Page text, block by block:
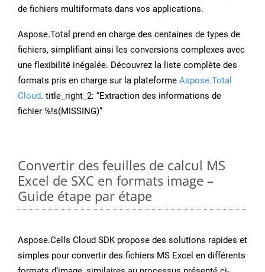
de fichiers multiformats dans vos applications.
Aspose.Total prend en charge des centaines de types de
fichiers, simplifiant ainsi les conversions complexes avec
une flexibilité inégalée. Découvrez la liste complète des
formats pris en charge sur la plateforme Aspose.Total
Cloud. title_right_2: “Extraction des informations de
fichier %!s(MISSING)”
Convertir des feuilles de calcul MS
Excel de SXC en formats image –
Guide étape par étape
Aspose.Cells Cloud SDK propose des solutions rapides et
simples pour convertir des fichiers MS Excel en différents